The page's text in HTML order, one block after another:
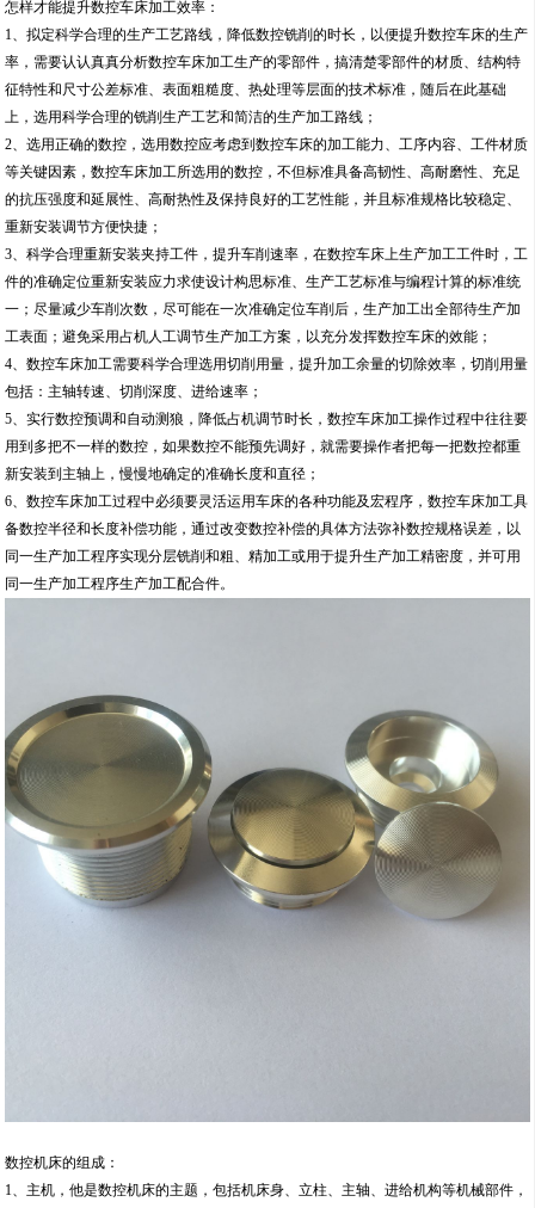
怎样才能提升数控车床加工效率：
1、拟定科学合理的生产工艺路线，降低数控铣削的时长，以便提升数控车床的生产
率，需要认认真真分析数控车床加工生产的零部件，搞清楚零部件的材质、结构特
征特性和尺寸公差标准、表面粗糙度、热处理等层面的技术标准，随后在此基础
上，选用科学合理的铣削生产工艺和简洁的生产加工路线；
2、选用正确的数控，选用数控应考虑到数控车床的加工能力、工序内容、工件材质
等关键因素，数控车床加工所选用的数控，不但标准具备高韧性、高耐磨性、充足
的抗压强度和延展性、高耐热性及保持良好的工艺性能，并且标准规格比较稳定、
重新安装调节方便快捷；
3、科学合理重新安装夹持工件，提升车削速率，在数控车床上生产加工工件时，工
件的准确定位重新安装应力求使设计构思标准、生产工艺标准与编程计算的标准统
一；尽量减少车削次数，尽可能在一次准确定位车削后，生产加工出全部待生产加
工表面；避免采用占机人工调节生产加工方案，以充分发挥数控车床的效能；
4、数控车床加工需要科学合理选用切削用量，提升加工余量的切除效率，切削用量
包括：主轴转速、切削深度、进给速率；
5、实行数控预调和自动测狼，降低占机调节时长，数控车床加工操作过程中往往要
用到多把不一样的数控，如果数控不能预先调好，就需要操作者把每一把数控都重
新安装到主轴上，慢慢地确定的准确长度和直径；
6、数控车床加工过程中必须要灵活运用车床的各种功能及宏程序，数控车床加工具
备数控半径和长度补偿功能，通过改变数控补偿的具体方法弥补数控规格误差，以
同一生产加工程序实现分层铣削和粗、精加工或用于提升生产加工精密度，并可用
同一生产加工程序生产加工配合件。
数控机床的组成：
1、主机，他是数控机床的主题，包括机床身、立柱、主轴、进给机构等机械部件，